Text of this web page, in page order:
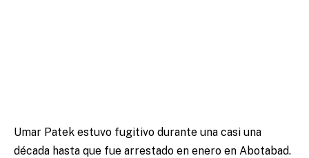
Umar Patek estuvo fugitivo durante una casi una
década hasta que fue arrestado en enero en Abotabad.